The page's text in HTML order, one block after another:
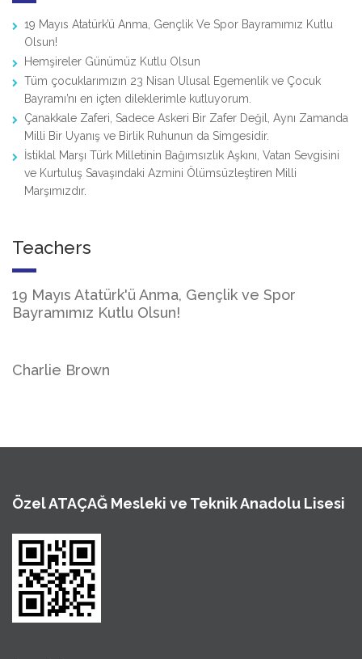
19 Mayıs Atatürk’ü Anma, Gençlik Ve Spor Bayramımız Kutlu
Olsun!
Hemşireler Günümüz Kutlu Olsun
Tüm çocuklarımızın 23 Nisan Ulusal Egemenlik ve Çocuk
Bayramı’nı en içten dileklerimle kutluyorum.
Çanakkale Zaferi, Sadece Askeri Bir Zafer Değil, Aynı Zamanda
Milli Bir Uyanış ve Birlik Ruhunun da Simgesidir.
İstiklal Marşı Türk Milletinin Bağımsızlık Aşkını, Vatan Sevgisini
ve Kurtuluş Savaşındaki Azmini Ölümsüzleştiren Milli
Marşımızdır.
Teachers
19 Mayıs Atatürk'ü Anma, Gençlik ve Spor
Bayramımız Kutlu Olsun!
Charlie Brown
Özel ATAÇAĞ Mesleki ve Teknik Anadolu Lisesi